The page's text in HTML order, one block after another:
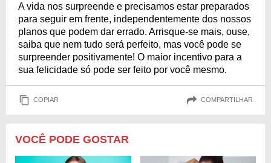
A vida nos surpreende e precisamos estar preparados
para seguir em frente, independentemente dos nossos
planos que podem dar errado. Arrisque-se mais, ouse,
saiba que nem tudo será perfeito, mas você pode se
surpreender positivamente! O maior incentivo para a
sua felicidade só pode ser feito por você mesmo.
COPIAR COMPARTILHAR
VOCÊ PODE GOSTAR